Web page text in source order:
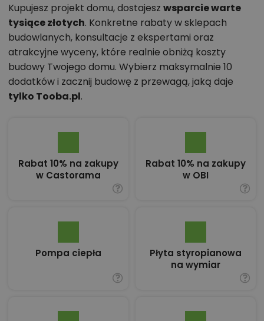
Kupujesz projekt domu, dostajesz wsparcie warte
tysiące złotych. Konkretne rabaty w sklepach
budowlanych, konsultacje z ekspertami oraz
atrakcyjne wyceny, które realnie obniżą koszty
budowy Twojego domu. Wybierz maksymalnie 10
dodatków i zacznij budowę z przewagą, jaką daje
tylko Tooba.pl.
Rabat 10% na zakupy
w Castorama
Rabat 10% na zakupy
w OBI
Pompa ciepła
Płyta styropianowa
na wymiar